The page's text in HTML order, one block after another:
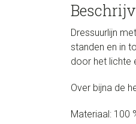
Dressuurlijn
standen en in
door het lichte
Over bijna de
Materiaal: 100